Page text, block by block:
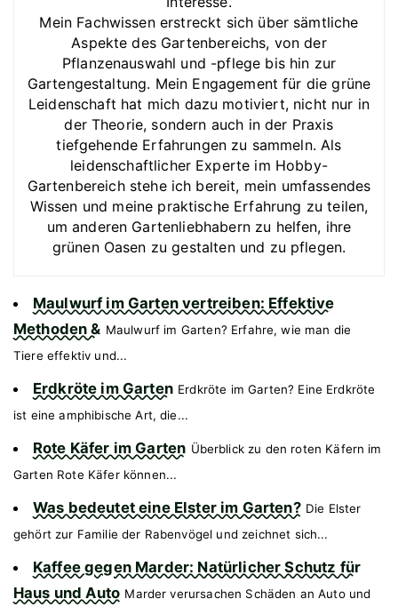
Mein Fachwissen erstreckt sich über sämtliche
Aspekte des Gartenbereichs, von der
Pflanzenauswahl und -pflege bis hin zur
Gartengestaltung. Mein Engagement für die grüne
Leidenschaft hat mich dazu motiviert, nicht nur in
der Theorie, sondern auch in der Praxis
tiefgehende Erfahrungen zu sammeln. Als
leidenschaftlicher Experte im Hobby-
Gartenbereich stehe ich bereit, mein umfassendes
Wissen und meine praktische Erfahrung zu teilen,
um anderen Gartenliebhabern zu helfen, ihre
grünen Oasen zu gestalten und zu pflegen.
Maulwurf im Garten vertreiben: Effektive
Methoden & Maulwurf im Garten? Erfahre, wie man die
Tiere effektiv und...
Erdkröte im Garten Erdkröte im Garten? Eine Erdkröte
ist eine amphibische Art, die...
Rote Käfer im Garten Überblick zu den roten Käfern im
Garten Rote Käfer können...
Was bedeutet eine Elster im Garten? Die Elster
gehört zur Familie der Rabenvögel und zeichnet sich...
Kaffee gegen Marder: Natürlicher Schutz für
Haus und Auto Marder verursachen Schäden an Auto und